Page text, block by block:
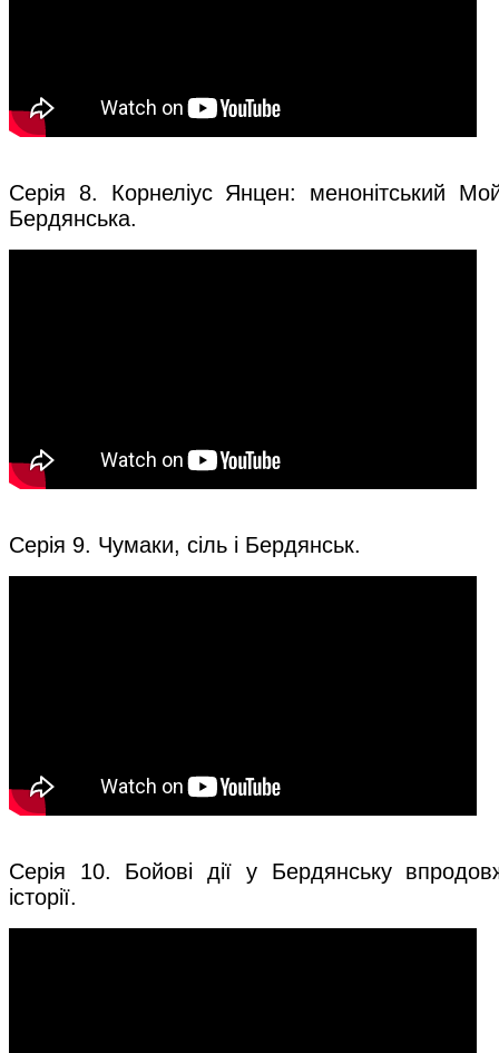
Серія 8. Корнеліус Янцен: менонітський
Бердянська.
Серія 9. Чумаки, сіль і Бердянськ.
Серія 10. Бойові дії у Бердянську
історії.